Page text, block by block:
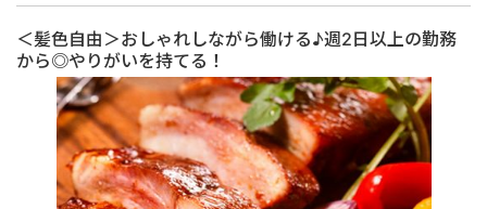
＜髪色自由＞おしゃれしながら働ける♪週2日以上の勤務
から◎やりがいを持てる！